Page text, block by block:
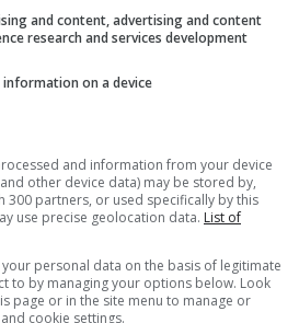
Garrone avec Marcello Fonte,
. Un toiletteur pour chiens trouve un
venger de la brute criminelle qui le
and content, advertising and content
research and services development
on a device
and information from your device
other device data) may be stored by,
300 partners, or used specifically by this
use precise geolocation data. List of
personal data on the basis of legitimate
to by managing your options below. Look
page or in the site menu to manage or
cookie settings.